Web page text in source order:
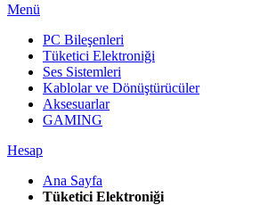
Menü
PC Bileşenleri
Tüketici Elektroniği
Ses Sistemleri
Kablolar ve Dönüştürücüler
Aksesuarlar
GAMING
Hesap
Ana Sayfa
Tüketici Elektroniği